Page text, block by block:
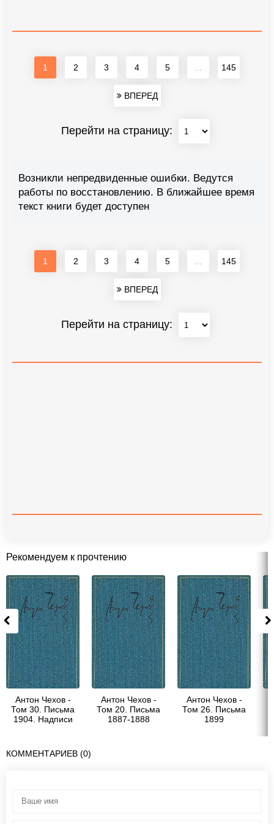
1 2 3 4 5 145
ВПЕРЕД
Перейти на страницу:
Возникли непредвиденные ошибки. Ведутся
работы по восстановлению. В ближайшее время
текст книги будет доступен
1 2 3 4 5 145
ВПЕРЕД
Перейти на страницу:
Рекомендуем к прочтению
Антон Чехов -
Том 30. Письма
1904. Надписи
Антон Чехов -
Том 20. Письма
1887-1888
Антон Чехов -
Том 26. Письма
1899
КОММЕНТАРИЕВ (0)